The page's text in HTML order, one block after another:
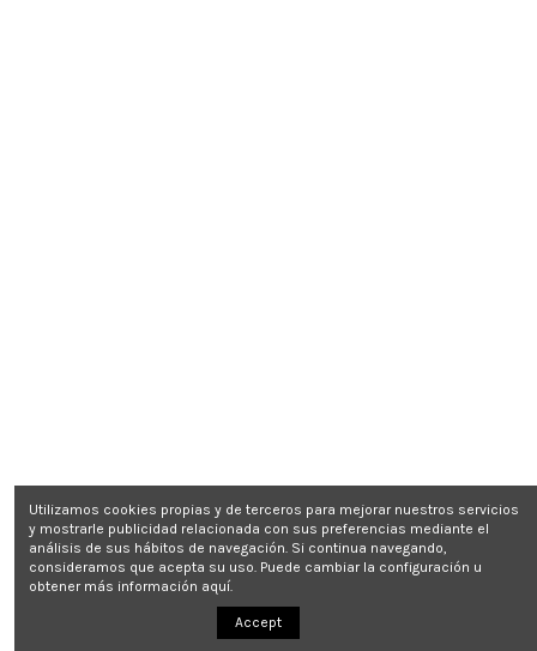
Utilizamos cookies propias y de terceros para mejorar nuestros servicios
y mostrarle publicidad relacionada con sus preferencias mediante el
análisis de sus hábitos de navegación. Si continua navegando,
consideramos que acepta su uso. Puede cambiar la configuración u
obtener más información aquí
Accept